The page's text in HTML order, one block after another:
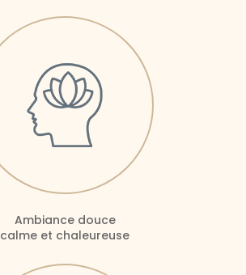
Ambiance douce
calme et chaleureuse